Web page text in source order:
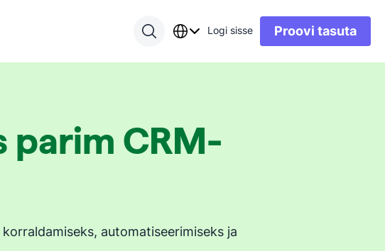
Logi sisse Proovi tasuta
parim CRM-
automatiseerimiseks ja